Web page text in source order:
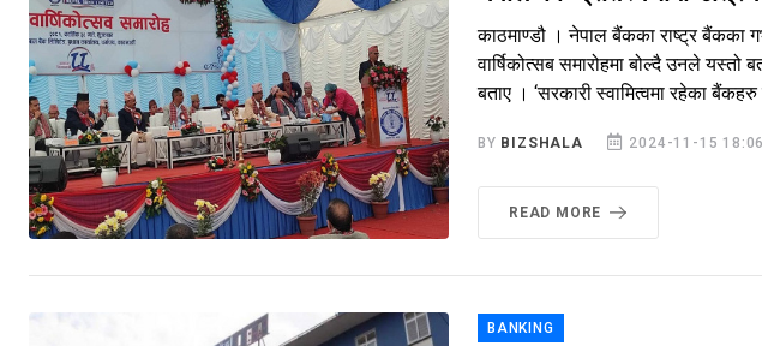
काठमाण्डौ । नेपाल बैंकका राष्ट्र
वार्षिकोत्सब समारोहमा बोल्दै उनले
बताए । ‘सरकारी स्वामित्वमा रहेका
BY BIZSHALA 2024-11-15
READ MORE
BANKING